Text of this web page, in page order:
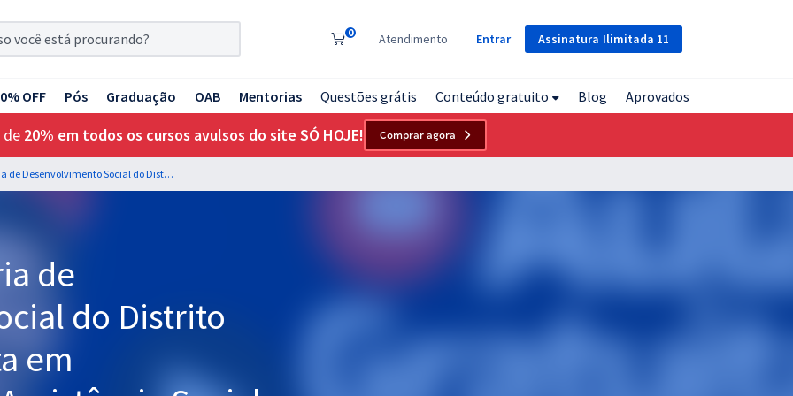
Assinatura Ilimitada 11
0 Atendimento Entrar
OFF Pós Graduação OAB Mentorias Questões grátis Conteúdo gratuito Blog Aprovados
de 20% em todos os cursos avulsos do site SÓ HOJE! Comprar agora
SEDES DF - Secretaria de Desenvolvimento Social do Distrito Federal - Especialista em Desenvolvimento e Assistência Social (EDAS) - Especialidade: Ciências Contábeis (Cargo 401) - Pós-edital
de
do Distrito
em